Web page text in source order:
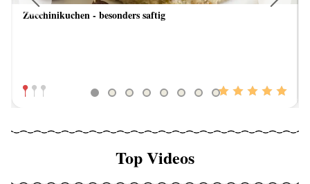
Zucchinikuchen - besonders saftig
Previous
Top Videos